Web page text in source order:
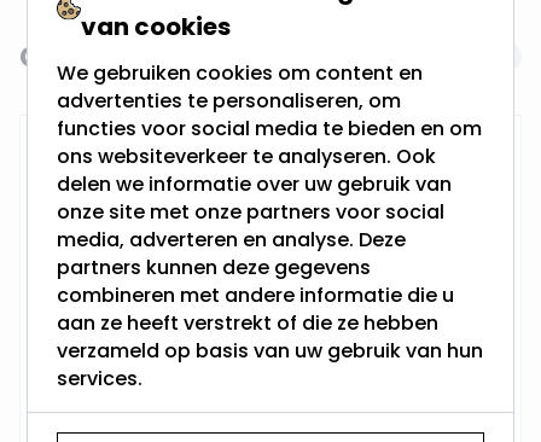
Navigating through the elements of the carousel is
Press to skip carousel
Gerelateerde producten
RTM Lighting LED Dimmer
Vandaag verzonden
29,95
van cookies
We gebruiken cookies om content en
advertenties te personaliseren, om
functies voor social media te bieden en om
ons websiteverkeer te analyseren. Ook
delen we informatie over uw gebruik van
onze site met onze partners voor social
media, adverteren en analyse. Deze
partners kunnen deze gegevens
combineren met andere informatie die u
aan ze heeft verstrekt of die ze hebben
verzameld op basis van uw gebruik van hun
services.